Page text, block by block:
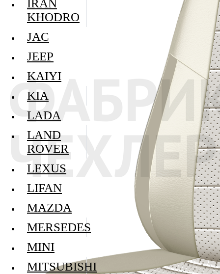
IRAN
KHODRO
JAC
JEEP
KAIYI
KIA
LADA
LAND
ROVER
LEXUS
LIFAN
MAZDA
MERSEDES
MINI
MITSUBISHI